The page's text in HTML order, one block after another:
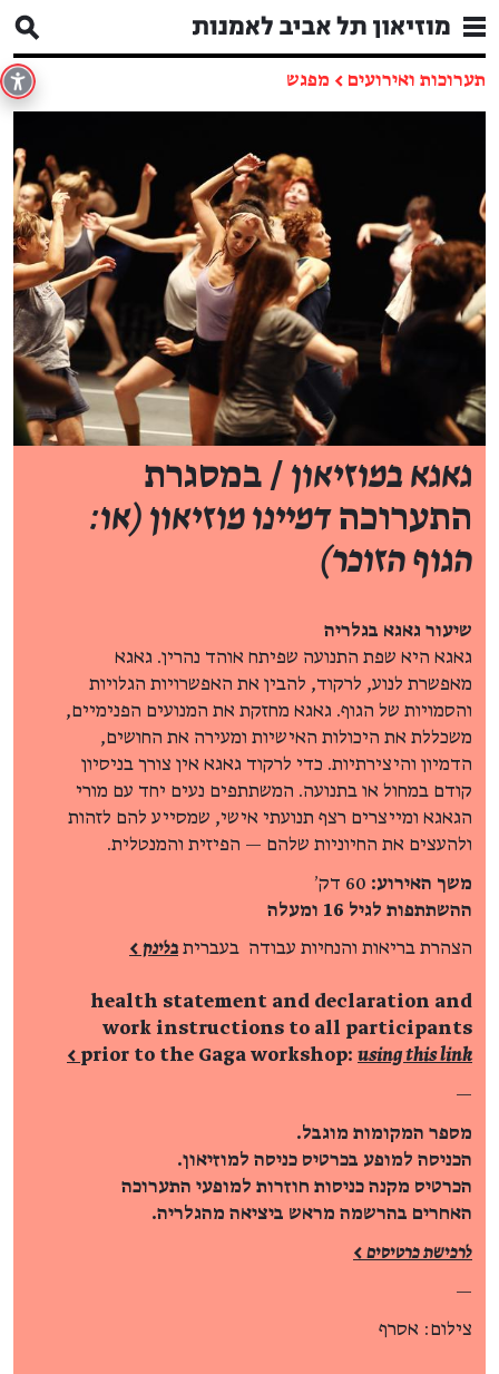
תערוכות ואירועים ← מפגש
גאגא במוזיאון / במסגרת
התערוכהדמיינו מוזיאון (או:
הגוף הזוכר)
שיעור גאגא בגלריה
גאגא היא שפת התנועה שפיתח אוהד נהרין. גאגא
מאפשרת לנוע, לרקוד, להבין את האפשרויות הגלויות
והסמויות של הגוף. גאגא מחזקת את המנועים הפנימיים,
משכללת את היכולות האישיות ומעירה את החושים,
הדמיון והיצירתיות. כדי לרקוד גאגא אין צורך בניסיון
קודם במחול או בתנועה. המשתתפים נעים יחד עם מורי
הגאגא ומייצרים רצף תנועתי אישי, שמסייע להם לזהות
ולהעצים את החיוניות שלהם — הפיזית והמנטלית.
משך האירוע:
ההשתתפות לגיל 16 ומעלה
הצהרת בריאות והנחיות עבודה בעברית בלינק >
health statement and declaration and
work instructions to all participants
prior to the Gaga workshop: using this link >
—
מספר המקומות מוגבל.
הכניסה למופע בכרטיס כניסה למוזיאון.
הכרטיס מקנה כניסות חוזרות למופעי התערוכה
האחרים בהרשמה מראש ביציאה מהגלריה.
לרכישת כרטיסים >
—
צילום: אסרף